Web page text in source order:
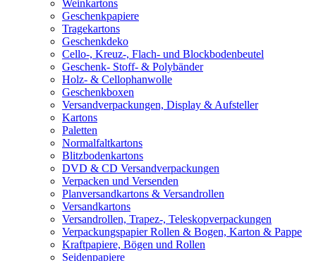
Weinkartons
Geschenkpapiere
Tragekartons
Geschenkdeko
Cello-, Kreuz-, Flach- und Blockbodenbeutel
Geschenk- Stoff- & Polybänder
Holz- & Cellophanwolle
Geschenkboxen
Versandverpackungen, Display & Aufsteller
Kartons
Paletten
Normalfaltkartons
Blitzbodenkartons
DVD & CD Versandverpackungen
Verpacken und Versenden
Planversandkartons & Versandrollen
Versandkartons
Versandrollen, Trapez-, Teleskopverpackungen
Verpackungspapier Rollen & Bogen, Karton & Pappe
Kraftpapiere, Bögen und Rollen
Seidenpapiere